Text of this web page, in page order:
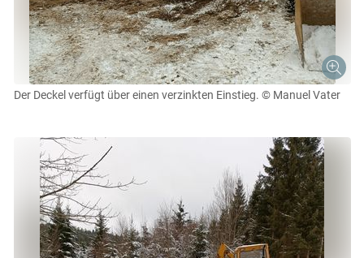
Der Deckel verfügt über einen verzinkten Einstieg. © Manuel Vater